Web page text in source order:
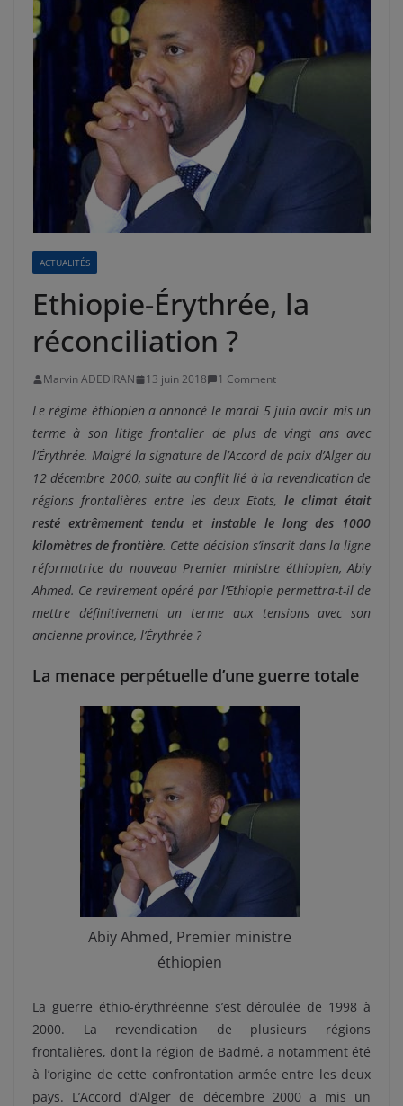
ACTUALITÉS
Ethiopie-Érythrée, la
réconciliation ?
Marvin ADEDIRAN 13 juin 2018 1 Comment
Le régime éthiopien a annoncé le mardi 5 juin avoir mis un
terme à son litige frontalier de plus de vingt ans avec
l’Érythrée. Malgré la signature de l’Accord de paix d’Alger du
12 décembre 2000, suite au conflit lié à la revendication de
régions frontalières entre les deux Etats,le climat était
resté extrêmement tendu et instable le long des 1000
kilomètres de frontière. Cette décision s’inscrit dans la ligne
réformatrice du nouveau Premier ministre éthiopien, Abiy
Ahmed. Ce revirement opéré par l’Ethiopie permettra-t-il de
mettre définitivement un terme aux tensions avec son
ancienne province, l’Érythrée ?
La menace perpétuelle d’une guerre totale
Abiy Ahmed, Premier ministre
éthiopien
La guerre éthio-érythréenne s’est déroulée de 1998 à
2000. La revendication de plusieurs régions
frontalières, dont la région de Badmé, a notamment été
à l’origine de cette confrontation armée entre les deux
pays. L’Accord d’Alger de décembre 2000 a mis un